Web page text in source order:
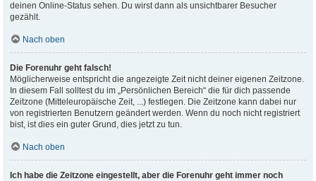
deinen Online-Status sehen. Du wirst dann als unsichtbarer Besucher
gezählt.
Nach oben
Die Forenuhr geht falsch!
Möglicherweise entspricht die angezeigte Zeit nicht deiner eigenen Zeitzone.
In diesem Fall solltest du im „Persönlichen Bereich“ die für dich passende
Zeitzone (Mitteleuropäische Zeit, ...) festlegen. Die Zeitzone kann dabei nur
von registrierten Benutzern geändert werden. Wenn du noch nicht registriert
bist, ist dies ein guter Grund, dies jetzt zu tun.
Nach oben
Ich habe die Zeitzone eingestellt, aber die Forenuhr geht immer noch